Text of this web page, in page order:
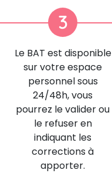
3
Le BAT est disponible
sur votre espace
personnel sous
24/48h, vous
pourrez le valider ou
le refuser en
indiquant les
corrections à
apporter.